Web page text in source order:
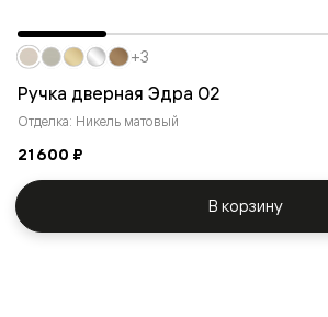
Ручка дверная Эдра 02
Отделка: Никель матовый
21 600 ₽
+3
В корзину